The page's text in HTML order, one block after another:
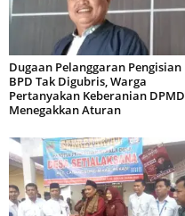
Dugaan Pelanggaran Pengisian
BPD Tak Digubris, Warga
Pertanyakan Keberanian DPMD
Menegakkan Aturan